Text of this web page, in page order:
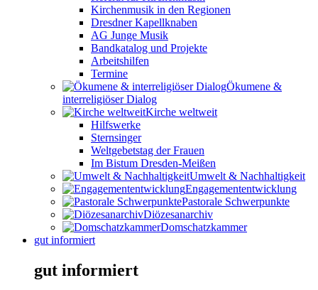
Kirchenmusik in den Regionen
Dresdner Kapellknaben
AG Junge Musik
Bandkatalog und Projekte
Arbeitshilfen
Termine
Ökumene &
interreligiöser Dialog
Kirche weltweit
Hilfswerke
Sternsinger
Weltgebetstag der Frauen
Im Bistum Dresden-Meißen
Umwelt & Nachhaltigkeit
Engagemententwicklung
Pastorale Schwerpunkte
Diözesanarchiv
Domschatzkammer
gut informiert
gut informiert